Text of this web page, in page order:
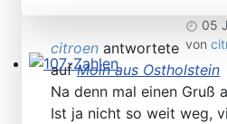
107-Zahlen
05
von
citroen antwortete
aufMoin aus Ostholstein
Na denn mal einen Gruß
Ist ja nicht so weit weg,